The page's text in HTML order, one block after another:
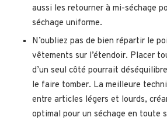
aussi les retourner à mi-séchage
séchage uniforme.
N’oubliez pas de bien répartir le
vêtements sur l’étendoir. Placer
d’un seul côté pourrait
le faire tomber. La meilleure
entre articles légers et lourds,
optimal pour un séchage en toute